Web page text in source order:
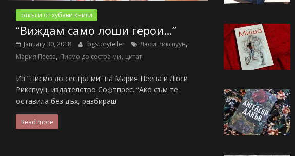
откъси от хубави книги
“Виждам само лоши герои…”
January 30, 2018 bgstoryteller Люси Рикспуун,
Мария Пеева, Писмо до сестра ми, цитат
Из “Писмо до сестра ми” на Мария Пеева и Люси
Рикспуун, издателство Софтпрес. “Ако съм те
оставила без дъх, разбираш
Read more